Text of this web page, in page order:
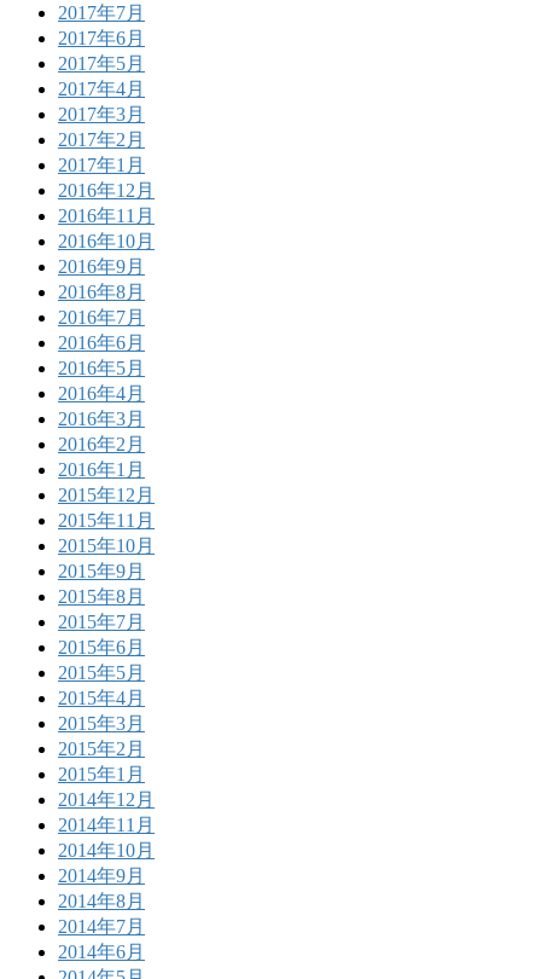
2017年7月
2017年6月
2017年5月
2017年4月
2017年3月
2017年2月
2017年1月
2016年12月
2016年11月
2016年10月
2016年9月
2016年8月
2016年7月
2016年6月
2016年5月
2016年4月
2016年3月
2016年2月
2016年1月
2015年12月
2015年11月
2015年10月
2015年9月
2015年8月
2015年7月
2015年6月
2015年5月
2015年4月
2015年3月
2015年2月
2015年1月
2014年12月
2014年11月
2014年10月
2014年9月
2014年8月
2014年7月
2014年6月